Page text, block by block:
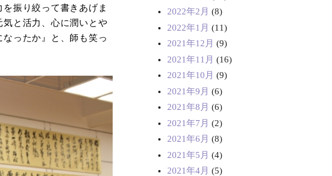
振り絞って書きあげま
気と活力、心に潤いとや
ったか』と、師も笑っ
2022年2月 (8)
2022年1月 (11)
2021年12月 (9)
2021年11月 (16)
2021年10月 (9)
2021年9月 (6)
2021年8月 (6)
2021年7月 (2)
2021年6月 (8)
2021年5月 (4)
2021年4月 (5)